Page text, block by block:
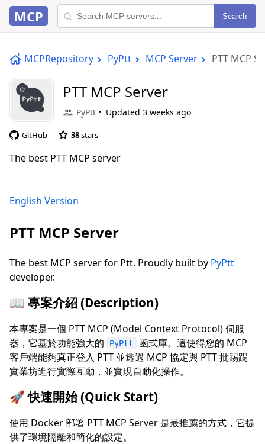
MCP Search
MCPRepository PyPtt MCP Server PTT MCP
PTT MCP Server
PyPtt Updated 3 weeks ago
GitHub 38stars
The best PTT MCP server
English Version
PTT MCP Server
The best MCP server for Ptt. Proudly built by PyPtt
developer.
📖 專案介紹 (Description)
本專案是一個 PTT MCP (Model Context Protocol) 伺服
器，它基於功能強大的
PyPtt
函式庫。這使得您的 MCP
客戶端能夠真正登入 PTT 並透過 MCP 協定與 PTT 批踢踢
實業坊進行實際互動，並實現自動化操作。
🚀 快速開始 (Quick Start)
使用 Docker 部署 PTT MCP Server 是最推薦的方式，它提
供了環境隔離和簡化的設定。